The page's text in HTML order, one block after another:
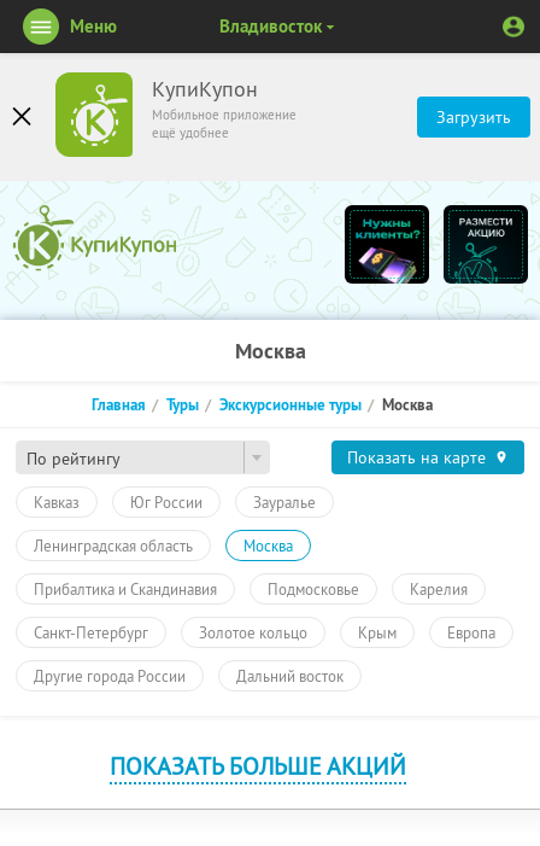
КупиКупон
Мобильное приложение
ещё удобнее
Загрузить
Меню Владивосток
Москва
По рейтингу
Главная Туры Экскурсионные туры Москва
Показать на карте
Кавказ Юг России Зауралье
Ленинградская область Москва
Прибалтика и Скандинавия Подмосковье Карелия
Санкт-Петербург Золотое кольцо Крым Европа
Другие города России Дальний восток
ПОКАЗАТЬ БОЛЬШЕ АКЦИЙ